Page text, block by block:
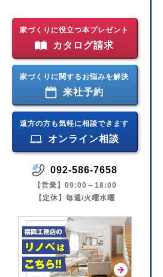
家づくりに役立つ本プレゼント
カタログ請求
家づくりに関するお悩みを解決
来社予約
遠方の方も気軽に相談できます
オンライン相談
092-586-7658
【営業】09:00～18:00
【定休】毎週/火曜水曜